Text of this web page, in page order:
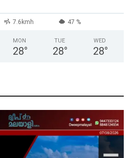
7.6kmh 47 %
MON
28°
TUE
28°
WED
28°